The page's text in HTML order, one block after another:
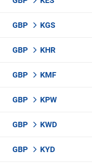
GBP KGS
GBP KHR
GBP KMF
GBP KPW
GBP KWD
GBP KYD